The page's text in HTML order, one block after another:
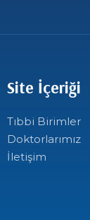
Site İçeriği
Tıbbi Birimler
Doktorlarımız
İletişim